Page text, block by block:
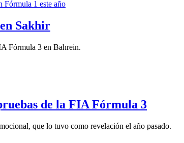
Sakhir
Fórmula 3 en Bahrein.
de la FIA Fórmula 3
que lo tuvo como revelación el año pasado.